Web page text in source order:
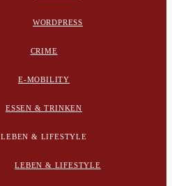
WORDPRESS
CRIME
E-MOBILITY
ESSEN & TRINKEN
LEBEN & LIFESTYLE
LEBEN & LIFESTYLE